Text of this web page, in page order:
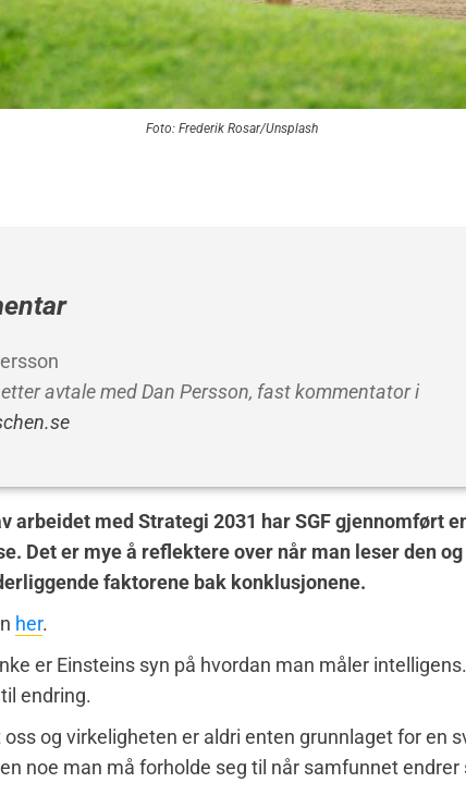
Foto: Frederik Rosar/Unsplash
avtale med Dan Persson, fast kommentator i
arbeidet med Strategi 2031 har SGF gjennomført
Det er mye å reflektere over når man leser den
faktorene bak konklusjonene.
her.
er Einsteins syn på hvordan man måler
endring.
og virkeligheten er aldri enten grunnlaget for en
noe man må forholde seg til når samfunnet endrer